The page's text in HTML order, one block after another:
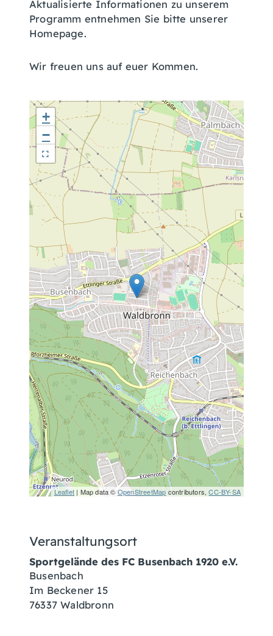
Aktualisierte Informationen zu unserem
Programm entnehmen Sie bitte unserer
Homepage.
Wir freuen uns auf euer Kommen.
+
−
Leaflet| Map data ©OpenStreetMap contributors,CC-BY-SA
Veranstaltungsort
Sportgelände des FC Busenbach 1920 e.V.
Busenbach
Im Beckener 15
76337 Waldbronn